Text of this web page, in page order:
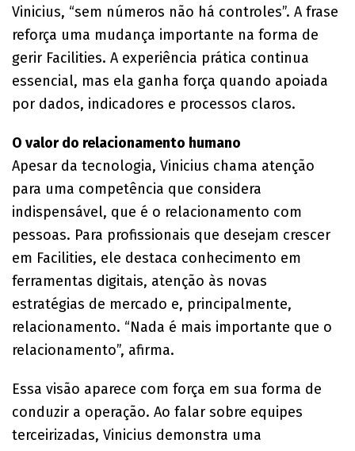
Vinicius, “sem números não há controles”. A frase
reforça uma mudança importante na forma de
gerir Facilities. A experiência prática continua
essencial, mas ela ganha força quando apoiada
por dados, indicadores e processos claros.
O valor do relacionamento humano
Apesar da tecnologia, Vinicius chama atenção
para uma competência que considera
indispensável, que é o relacionamento com
pessoas. Para profissionais que desejam crescer
em Facilities, ele destaca conhecimento em
ferramentas digitais, atenção às novas
estratégias de mercado e, principalmente,
relacionamento. “Nada é mais importante que o
relacionamento”, afirma.
Essa visão aparece com força em sua forma de
conduzir a operação. Ao falar sobre equipes
terceirizadas, Vinicius demonstra uma